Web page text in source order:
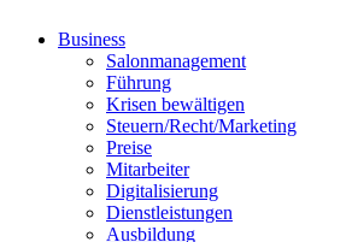
Business
Salonmanagement
Führung
Krisen bewältigen
Steuern/Recht/Marketing
Preise
Mitarbeiter
Digitalisierung
Dienstleistungen
Ausbildung